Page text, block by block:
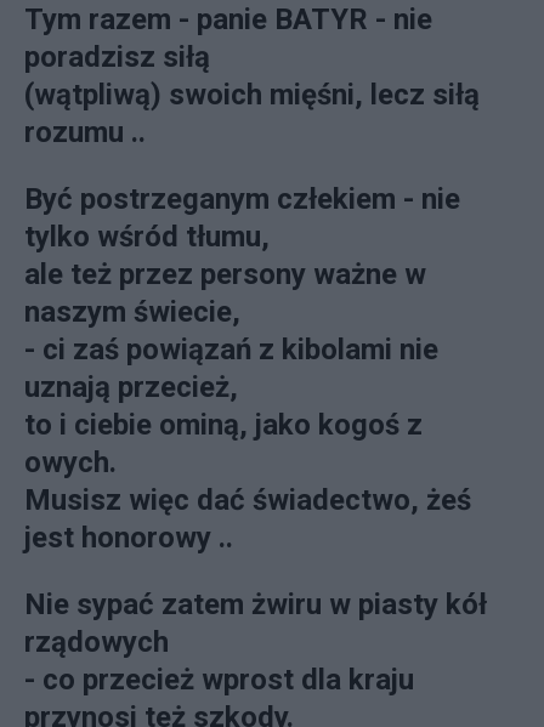
Tym razem - panie BATYR - nie
poradzisz siłą
(wątpliwą) swoich mięśni, lecz siłą
rozumu ..
Być postrzeganym człekiem - nie
tylko wśród tłumu,
ale też przez persony ważne w
naszym świecie,
- ci zaś powiązań z kibolami nie
uznają przecież,
to i ciebie ominą, jako kogoś z
owych.
Musisz więc dać świadectwo, żeś
jest honorowy ..
Nie sypać zatem żwiru w piasty kół
rządowych
- co przecież wprost dla kraju
przynosi też szkody.